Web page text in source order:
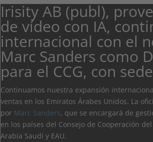
Irisity AB (publ),
de vídeo con IA,
internacional con el
Marc Sanders como
para el CCG, con
Continuamos nuestra expansión
ventas en los Emiratos Árabes Unidos. La
por Marc Sanders, que se encargará de
en los países del Consejo de Cooperación
Arabia Saudí y EAU.